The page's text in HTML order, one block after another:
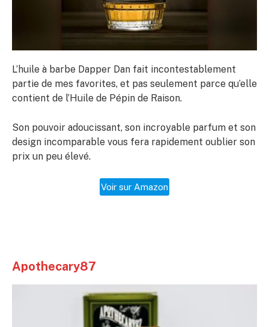
L’huile à barbe Dapper Dan fait incontestablement
partie de mes favorites, et pas seulement parce qu’elle
contient de l’Huile de Pépin de Raison.
Son pouvoir adoucissant, son incroyable parfum et son
design incomparable vous fera rapidement oublier son
prix un peu élevé.
Voir sur Amazon
Apothecary87